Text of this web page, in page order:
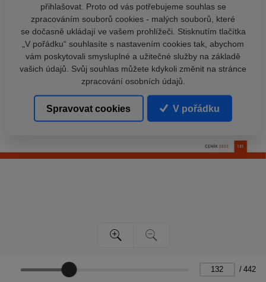
/ 442
přihlašovat. Proto od vás potřebujeme souhlas se
zpracováním souborů cookies - malých souborů, které
se dočasně ukládají ve vašem prohlížeči. Stisknutím tlačítka
„V pořádku“ souhlasíte s nastavením cookies tak, abychom
vám poskytovali smysluplné a užitečné služby na základě
vašich údajů. Svůj souhlas můžete kdykoli změnit na stránce
zpracování osobních údajů.
Spravovat cookies V pořádku